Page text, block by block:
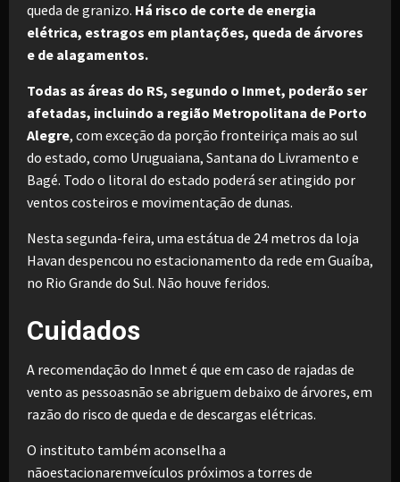
queda de granizo. Há risco de corte de energia
elétrica, estragos em plantações, queda de árvores
e de alagamentos.
Todas as áreas do RS, segundo o Inmet, poderão ser
afetadas, incluindo a região Metropolitana de Porto
Alegre, com exceção da porção fronteiriça mais ao sul
do estado, como Uruguaiana, Santana do Livramento e
Bagé. Todo o litoral do estado poderá ser atingido por
ventos costeiros e movimentação de dunas.
Nesta segunda-feira, uma estátua de 24 metros da loja
Havan despencou no estacionamento da rede em Guaíba,
no Rio Grande do Sul. Não houve feridos.
Cuidados
A recomendação do Inmet é que em caso de rajadas de
vento as pessoasnão se abriguem debaixo de árvores, em
razão do risco de queda e de descargas elétricas.
O instituto também aconselha a
nãoestacionaremveículos próximos a torres de